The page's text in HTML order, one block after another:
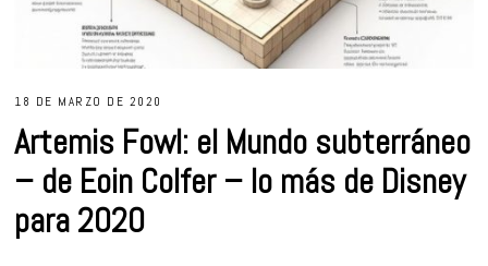
18 DE MARZO DE 2020
Artemis Fowl: el Mundo subterráneo
– de Eoin Colfer – lo más de Disney
para 2020